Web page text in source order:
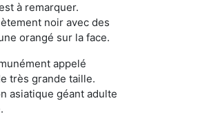
à remarquer.
noir avec des
orangé sur la face.
appelé
très grande taille.
asiatique géant adulte